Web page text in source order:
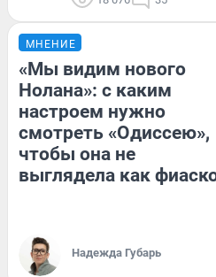
МНЕНИЕ
«Мы видим нового
Нолана»: с каким
настроем нужно
смотреть «Одиссею»,
чтобы она не
выглядела как
Надежда Губарь